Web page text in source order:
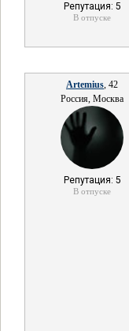
Репутация: 5
В отпуске
Artemius, 42
Россия, Москва
Репутация: 5
В отпуске